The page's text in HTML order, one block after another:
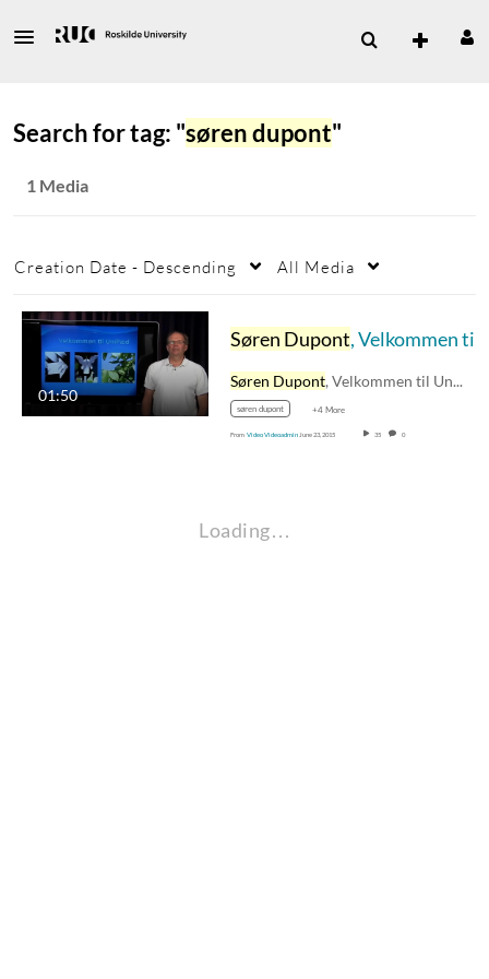
Search for tag: "søren dupont"
1 Media
Creation Date - Descending All Media
01:50
Søren Dupont, Velkommen til UniPæd/RUCs UniversitetsPædagogiske enhed
Søren Dupont, Velkommen til UniPæd.…
søren dupont +4 More
From Video Videoadmin June 23, 2015 35 0
Loading…